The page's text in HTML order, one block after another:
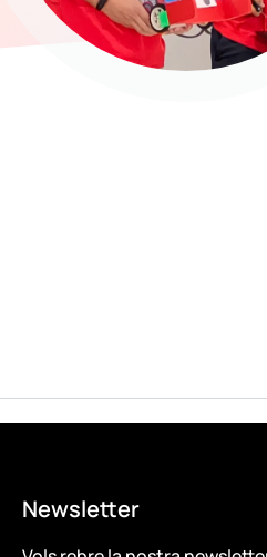
Newsletter